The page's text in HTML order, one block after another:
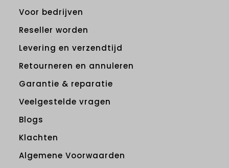
Voor bedrijven
Reseller worden
Levering en verzendtijd
Retourneren en annuleren
Garantie & reparatie
Veelgestelde vragen
Blogs
Klachten
Algemene Voorwaarden